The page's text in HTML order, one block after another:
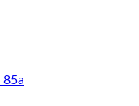
85a